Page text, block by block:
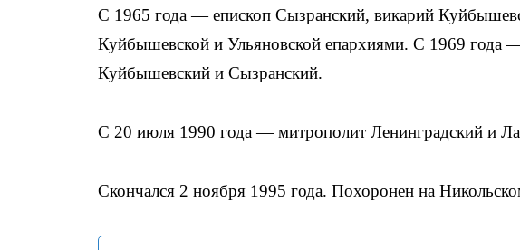
С 1965 года — епископ Сызранский, викарий
Куйбышевской и Ульяновской епархиями. С 1969 года
Куйбышевский и Сызранский.
С 20 июля 1990 года — митрополит Ленинградский и
Скончался 2 ноября 1995 года. Похоронен на